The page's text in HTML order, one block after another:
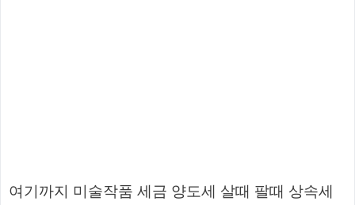
여기까지 미술작품 세금 양도세 살때 팔때 상속세